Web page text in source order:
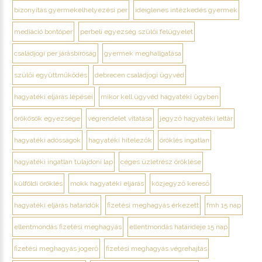
bizonyítás gyermekelhelyezési per ideiglenes intézkedés gyermek
mediáció bontóper perbeli egyezség szülői felügyelet
családjogi per járásbíróság gyermek meghallgatása
szülői együttműködés debrecen családjogi ügyvéd
hagyatéki eljárás lépései mikor kell ügyvéd hagyatéki ügyben
örökösök egyezsége végrendelet vitatása jegyző hagyatéki leltár
hagyatéki adósságok hagyatéki hitelezők öröklés ingatlan
hagyatéki ingatlan tulajdoni lap céges üzletrész öröklése
külföldi öröklés mokk hagyatéki eljárás közjegyző kereső
hagyatéki eljárás határidők fizetési meghagyás érkezett fmh 15 nap
ellentmondás fizetési meghagyás ellentmondás határideje 15 nap
fizetési meghagyás jogerő fizetési meghagyás végrehajtás